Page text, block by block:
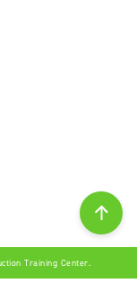
Training Center.